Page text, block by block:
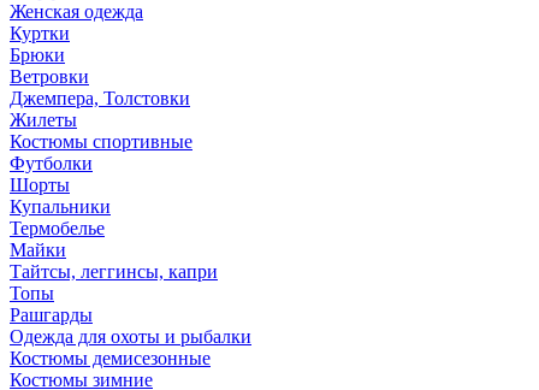
Женская одежда
Куртки
Брюки
Ветровки
Джемпера, Толстовки
Жилеты
Костюмы спортивные
Футболки
Шорты
Купальники
Термобелье
Майки
Тайтсы, леггинсы, капри
Топы
Рашгарды
Одежда для охоты и рыбалки
Костюмы демисезонные
Костюмы зимние